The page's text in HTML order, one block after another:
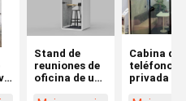
Stand de
reuniones de
oficina de un
Cabina de
teléfono
privada de